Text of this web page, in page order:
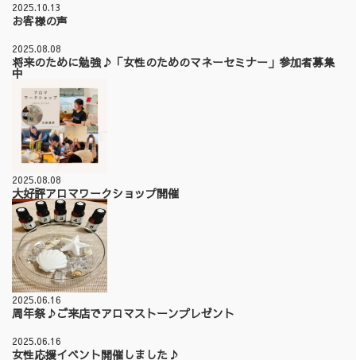
2025.10.13
お客様の声
2025.08.08
将来のために勉強♪「女性のためのマネーセミナー」参加者募集
中
2025.08.08
大好評アロマワークショップ開催
2025.06.16
周年祭♪ご来店でアロマストーンプレゼント
2025.06.16
女性応援イベント開催しました♪